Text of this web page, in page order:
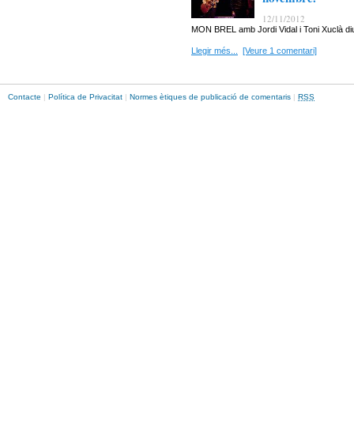
12/11/2012
MON BREL amb Jordi Vidal i Toni Xuclà
Llegir més... [Veure 1 comentari]
Contacte | Política de Privacitat | Normes ètiques de publicació de comentaris | RSS